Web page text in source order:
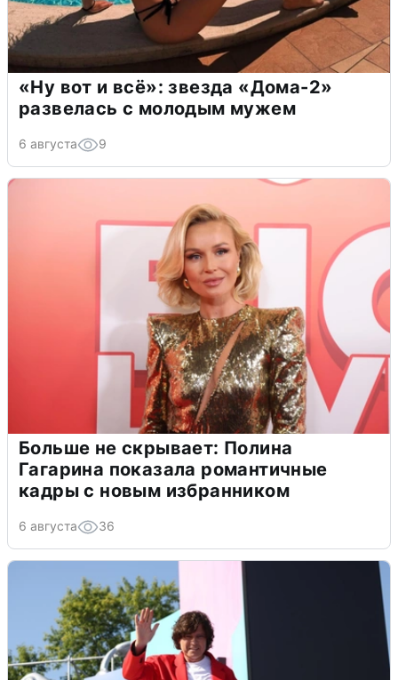
«Ну вот и всё»: звезда «Дома-2»
развелась с молодым мужем
6 августа 9
Больше не скрывает: Полина
Гагарина показала романтичные
кадры с новым избранником
6 августа 36